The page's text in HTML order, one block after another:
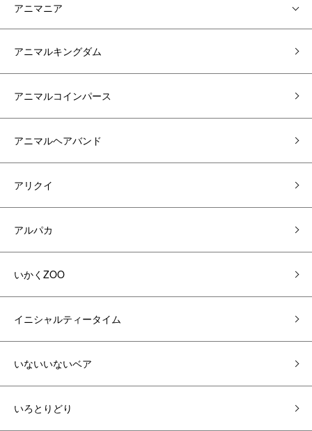
アニマニア
アニマルキングダム
アニマルコインパース
アニマルヘアバンド
アリクイ
アルパカ
いかくZOO
イニシャルティータイム
いないいないベア
いろとりどり